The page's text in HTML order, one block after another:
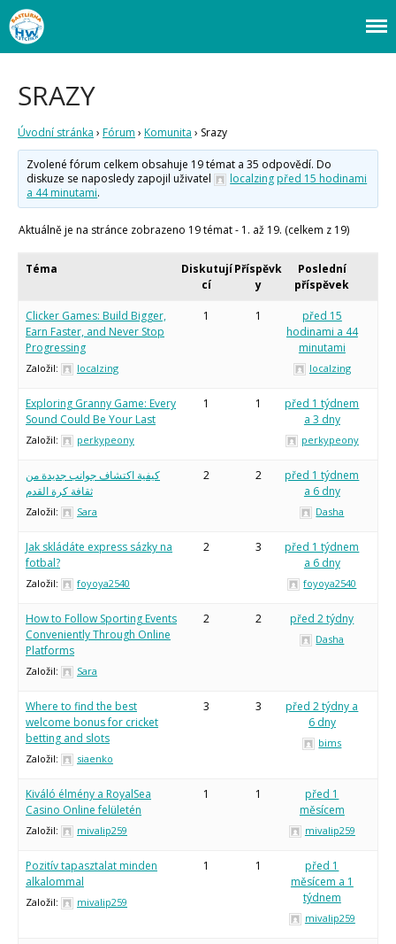
Staré fórum
Články
Vaše projekty
Začínáme s Arduinem
Arduino Software
Tutoriály
Arduino projekty
Arduino s Massimem Banzim
Arduino se Zbyškem Vodou
Arduino roboti
Tinylab
Webový magazín o bastlení a tvoření. Naučte se základy programování a
elektroniky zábavnou formou! Arduino a microbit projekty, návody,
SRAZY
Úvodní stránka › Fórum › Komunita › Srazy
Zvolené fórum celkem obsahuje 19 témat a 35 odpovědí. Do
diskuze se naposledy zapojil uživatel
localzing před 15 hodinami
a 44 minutami.
Aktuálně je na stránce zobrazeno 19 témat - 1. až 19. (celkem z 19)
Téma
Diskutují
cí
Příspěvk
y
Poslední
příspěvek
Clicker Games: Build Bigger,
Earn Faster, and Never Stop
Progressing
Založil: localzing
1 1
před 15
hodinami a 44
minutami
localzing
Exploring Granny Game: Every
Sound Could Be Your Last
Založil: perkypeony
1 1
před 1 týdnem
a 3 dny
perkypeony
كيفية اكتشاف جوانب جديدة من
ثقافة كرة القدم
Založil: Sara
2 2
před 1 týdnem
a 6 dny
Dasha
Jak skládáte express sázky na
fotbal?
Založil: foyoya2540
2 3
před 1 týdnem
a 6 dny
foyoya2540
How to Follow Sporting Events
Conveniently Through Online
Platforms
Založil: Sara
2 2 před 2 týdny
Dasha
Where to find the best
welcome bonus for cricket
betting and slots
Založil: siaenko
3 3
před 2 týdny a
6 dny
bims
Kiváló élmény a RoyalSea
Casino Online felületén
Založil: mivalip259
1 1
před 1
měsícem
mivalip259
Pozitív tapasztalat minden
alkalommal
Založil: mivalip259
1 1
před 1
měsícem a 1
týdnem
mivalip259